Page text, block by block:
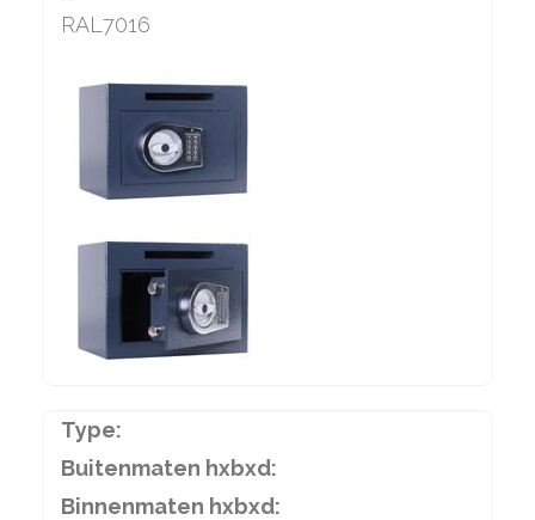
RAL7016
Type:
Buitenmaten hxbxd:
Binnenmaten hxbxd: